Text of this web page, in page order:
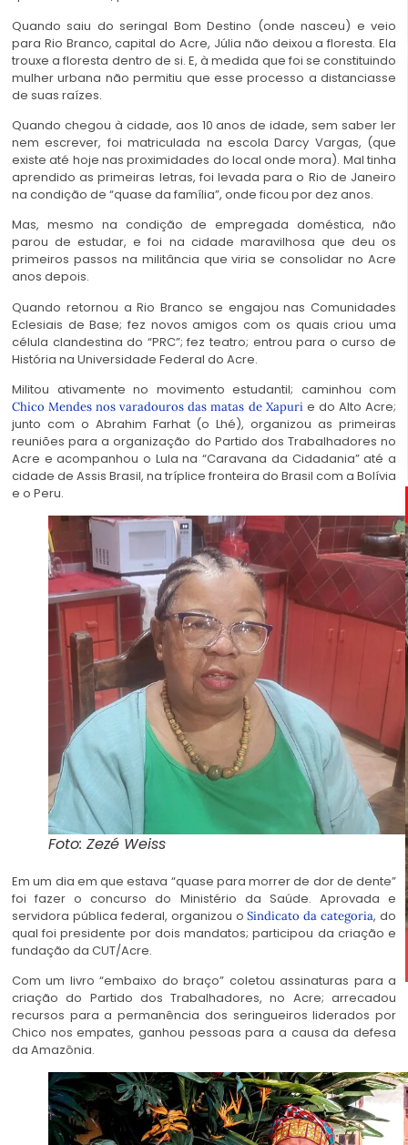
Quando saiu do seringal Bom Destino (onde nasceu) e veio
para Rio Branco, capital do Acre, Júlia não deixou a floresta. Ela
trouxe a floresta dentro de si. E, à medida que foi se constituindo
mulher urbana não permitiu que esse processo a distanciasse
de suas raízes.
Quando chegou à cidade, aos 10 anos de idade, sem saber ler
nem escrever, foi matriculada na escola Darcy Vargas, (que
existe até hoje nas proximidades do local onde mora). Mal tinha
aprendido as primeiras letras, foi levada para o Rio de Janeiro
na condição de “quase da família”, onde ficou por dez anos.
Mas, mesmo na condição de empregada doméstica, não
parou de estudar, e foi na cidade maravilhosa que deu os
primeiros passos na militância que viria se consolidar no Acre
anos depois.
Quando retornou a Rio Branco se engajou nas Comunidades
Eclesiais de Base; fez novos amigos com os quais criou uma
célula clandestina do “PRC”; fez teatro; entrou para o curso de
História na Universidade Federal do Acre.
Militou ativamente no movimento estudantil; caminhou com
Chico Mendes nos varadouros das matas de Xapurie do Alto Acre;
junto com o Abrahim Farhat (o Lhé), organizou as primeiras
reuniões para a organização do Partido dos Trabalhadores no
Acre e acompanhou o Lula na “Caravana da Cidadania” até a
cidade de Assis Brasil, na tríplice fronteira do Brasil com a Bolívia
e o Peru.
Foto: Zezé Weiss
Em um dia em que estava “quase para morrer de dor de dente”
foi fazer o concurso do Ministério da Saúde. Aprovada e
servidora pública federal, organizou oSindicato da categoria, do
qual foi presidente por dois mandatos; participou da criação e
fundação da CUT/Acre.
Com um livro “embaixo do braço” coletou assinaturas para a
criação do Partido dos Trabalhadores, no Acre; arrecadou
recursos para a permanência dos seringueiros liderados por
Chico nos empates, ganhou pessoas para a causa da defesa
da Amazônia.